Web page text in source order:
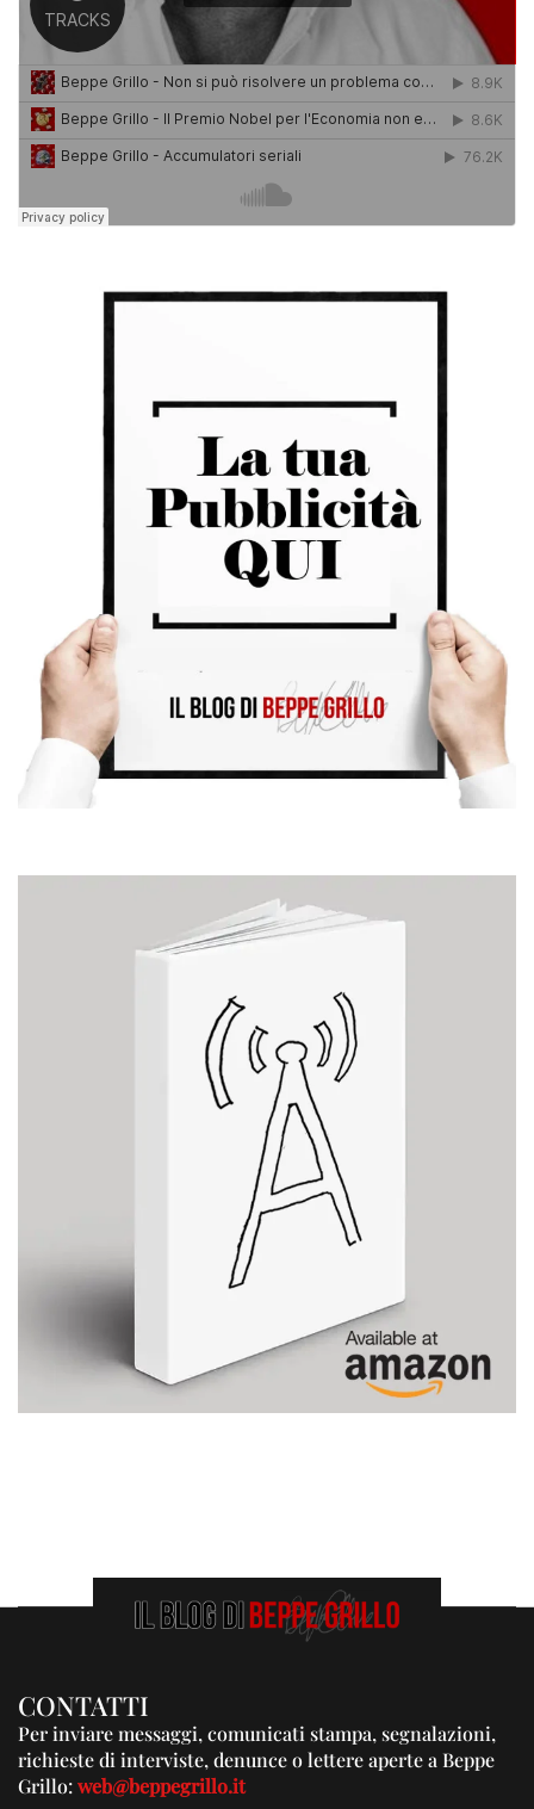
CONTATTI
Per inviare messaggi, comunicati stampa, segnalazioni,
richieste di interviste, denunce o lettere aperte a Beppe
Grillo:web@beppegrillo.it